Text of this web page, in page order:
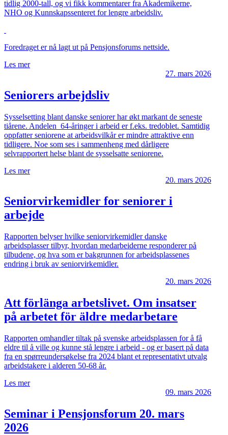
tidlig 2000-tall, og vi fikk kommentarer fra Akademikerne,
NHO og Kunnskapssenteret for lengre arbeidsliv.
Foredraget er nå lagt ut på Pensjonsforums nettside.
Les mer
27. mars 2026
Seniorers arbejdsliv
Sysselsetting blant danske seniorer har økt markant de seneste
tiårene. Andelen 64-åringer i arbeid er f.eks. tredoblet. Samtidig
oppfatter seniorene at arbeidsvilkår er mindre attraktive enn
tidligere. Noe som ses i sammenheng med dårligere
selvrapportert helse blant de sysselsatte seniorene.
Les mer
20. mars 2026
Seniorvirkemidler for seniorer i
arbejde
Rapporten belyser hvilke seniorvirkemidler danske
arbeidsplasser tilbyr, hvordan medarbeiderne responderer på
tilbudene, og hva som er bakgrunnen for arbeidsplassenes
endring i bruk av seniorvirkemidler.
20. mars 2026
Att förlänga arbetslivet. Om insatser
på arbetet för äldre medarbetare
Rapporten omhandler tiltak på svenske arbeidsplassen for å få
eldre til å ville og kunne stå lengre i arbeid - og er basert på data
fra en spørreundersøkelse fra 2024 blant et representativt utvalg
arbeidstakere i alderen 50-68 år.
Les mer
09. mars 2026
Seminar i Pensjonsforum 20. mars
2026